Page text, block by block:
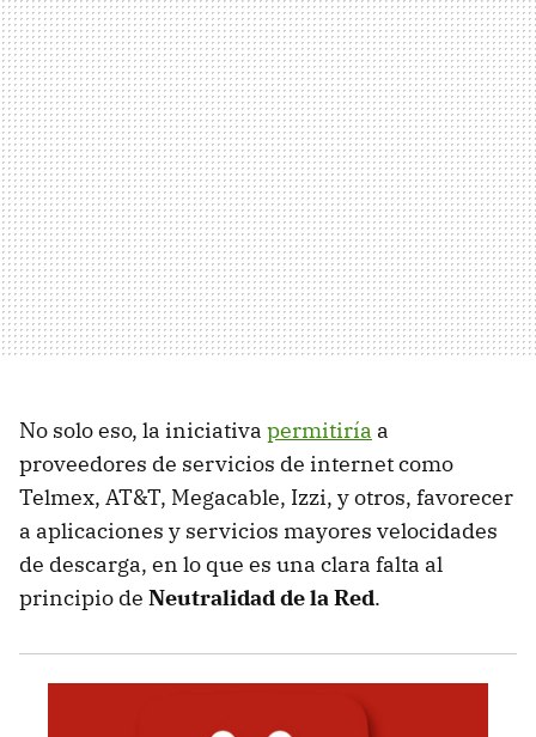
No solo eso, la iniciativa permitiría a
proveedores de servicios de internet como
Telmex, AT&T, Megacable, Izzi, y otros, favorecer
a aplicaciones y servicios mayores velocidades
de descarga, en lo que es una clara falta al
principio de Neutralidad de la Red.